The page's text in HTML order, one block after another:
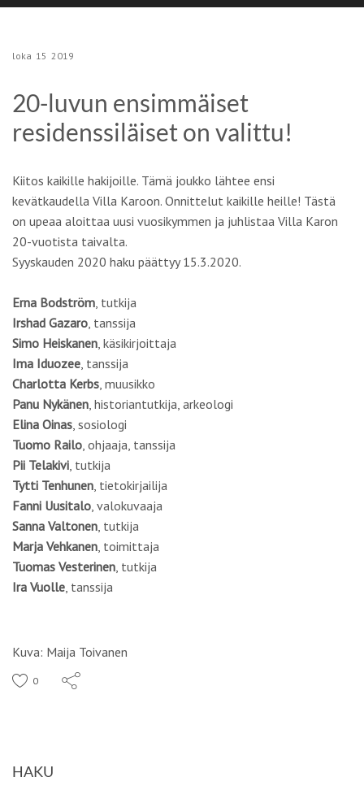
loka 15 2019
20-luvun ensimmäiset
residenssiläiset on valittu!
Kiitos kaikille hakijoille. Tämä joukko lähtee ensi
kevätkaudella Villa Karoon. Onnittelut kaikille heille! Tästä
on upeaa aloittaa uusi vuosikymmen ja juhlistaa Villa Karon
20-vuotista taivalta.
Syyskauden 2020 haku päättyy 15.3.2020.
Erna Bodström, tutkija
Irshad Gazaro, tanssija
Simo Heiskanen, käsikirjoittaja
Ima Iduozee, tanssija
Charlotta Kerbs, muusikko
Panu Nykänen, historiantutkija, arkeologi
Elina Oinas, sosiologi
Tuomo Railo, ohjaaja, tanssija
Pii Telakivi, tutkija
Tytti Tenhunen, tietokirjailija
Fanni Uusitalo, valokuvaaja
Sanna Valtonen, tutkija
Marja Vehkanen, toimittaja
Tuomas Vesterinen, tutkija
Ira Vuolle, tanssija
Kuva: Maija Toivanen
0
HAKU